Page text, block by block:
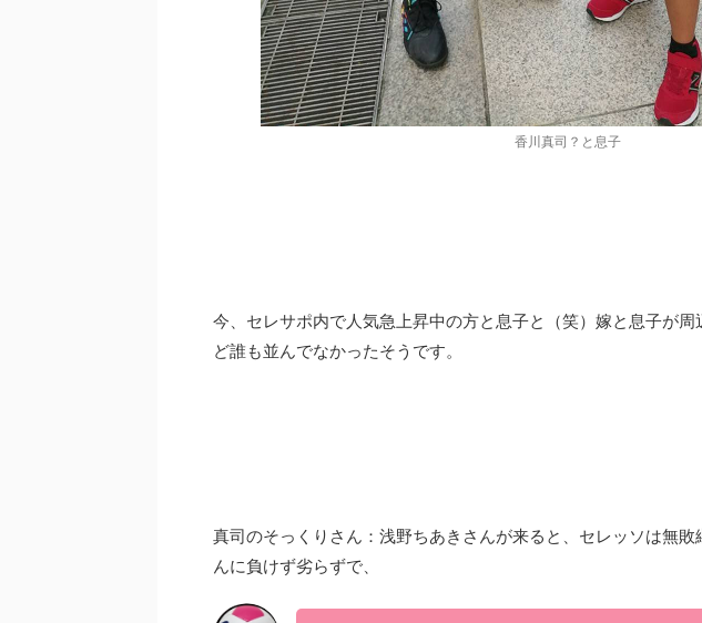
香川真司？と息子
今、セレサポ内で人気急上昇中の方と息子と（笑）嫁と息子が周
ど誰も並んでなかったそうです。
真司のそっくりさん：浅野ちあきさんが来ると、セレッソは無敗
んに負けず劣らずで、